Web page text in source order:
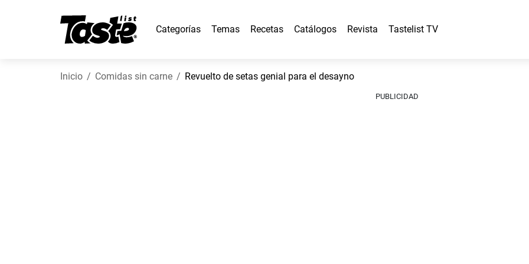
Categorías Temas Recetas Catálogos Revista Tastelist TV
Inicio Comidas sin carne Revuelto de setas genial para el desayno
PUBLICIDAD